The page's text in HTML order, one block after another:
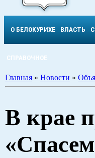
О БЕЛОКУРИХЕ ВЛАСТЬ
СПРАВОЧНОЕ
Главная » Новости »
В крае